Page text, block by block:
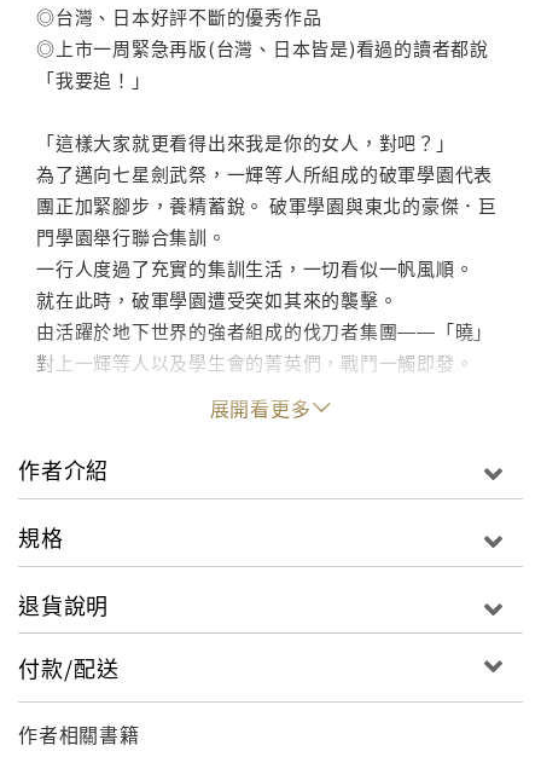
◎台灣、日本好評不斷的優秀作品
◎上市一周緊急再版(台灣、日本皆是)看過的讀者都說
「我要追！」
「這樣大家就更看得出來我是你的女人，對吧？」
為了邁向七星劍武祭，一輝等人所組成的破軍學園代表
團正加緊腳步，養精蓄銳。 破軍學園與東北的豪傑．巨
門學園舉行聯合集訓。
一行人度過了充實的集訓生活，一切看似一帆風順。
就在此時，破軍學園遭受突如其來的襲擊。
由活躍於地下世界的強者組成的伐刀者集團――「曉」
對上一輝等人以及學生會的菁英們，戰鬥一觸即發。
而本該是同伴的「他」卻在此時伸出魔爪！聳立在一輝
眼前的那道高牆――則是世界最強的高手！這場過早的
對決究竟會帶來什麼後果！？
展開看更多
作者介紹
規格
退貨說明
付款/配送
作者相關書籍